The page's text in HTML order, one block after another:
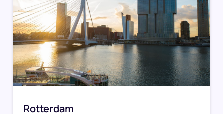
Rotterdam